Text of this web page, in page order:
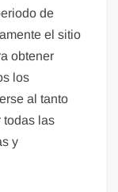
de
el sitio
obtener
los
al tanto
todas las
y